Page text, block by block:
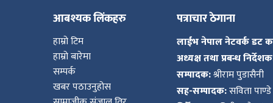
आबश्यक लिंकहरु
हाम्रो टिम
हाम्रो बारेमा
सम्पर्क
खबर पठाउनुहोस
पत्राचार ठेगाना
लाईभ नेपाल नेटवर्क डट
अध्यक्ष तथा प्रबन्ध
सम्पादक:श्रीराम पुडासैनी
सह-सम्पादक:सविता पाण्डे